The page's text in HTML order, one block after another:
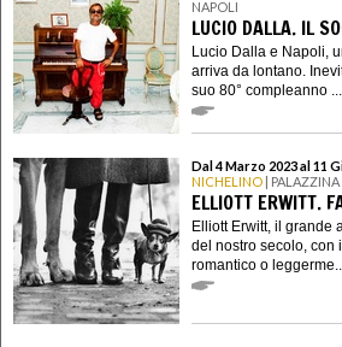
NAPOLI
LUCIO DALLA. IL
Lucio Dalla e Napoli,
arriva da lontano.
suo 80° compleanno ...
Dal 4 Marzo 2023 al 11
NICHELINO |
ELLIOTT ERWITT.
Elliott Erwitt, il grande
del nostro secolo, con
romantico o leggerme...